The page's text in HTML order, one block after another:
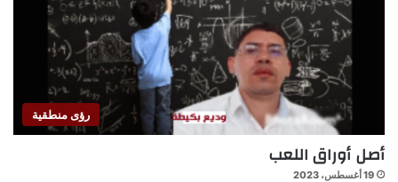
رؤى منطقية
أصل أوراق اللعب
19 أغسطس، 2023